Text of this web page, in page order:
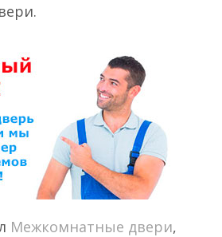
Межкомнатные двери,